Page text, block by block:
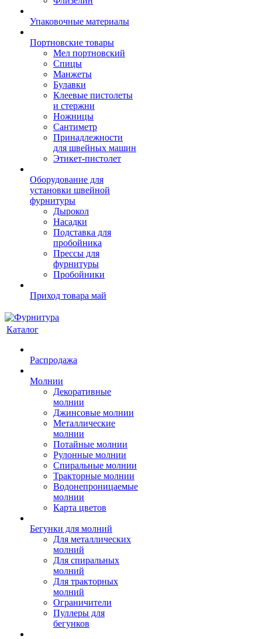
Упаковочные материалы
Портновские товары
Мел портновский
Спицы
Манжеты
Булавки
Клеевые пистолеты
и стержни
Ножницы
Сантиметр
Принадлежности
для швейных машин
Этикет-пистолет
Оборудование для
установки швейной
фурнитуры
Дырокол
Насадки
Подставка для
пробойника
Прессы для
фурнитуры
Пробойники
Приход товара май
Каталог
Распродажа
Молнии
Декоративные
молнии
Джинсовые молнии
Металлические
молнии
Потайные молнии
Рулонные молнии
Спиральные молнии
Тракторные молнии
Водонепроницаемые
молнии
Карта цветов
Бегунки для молний
Для металлических
молний
Для спиральных
молний
Для тракторных
молний
Ограничители
Пуллеры для
бегунков